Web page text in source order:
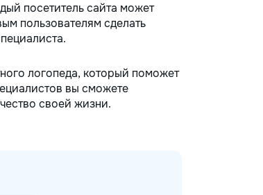
посетитель сайта может
пользователям сделать
логопеда, который поможет
вы сможете
своей жизни.